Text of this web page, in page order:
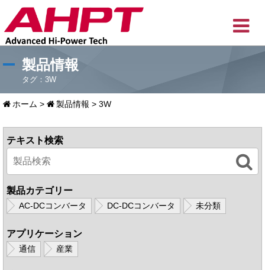
製品情報
タグ：3W
ホーム > 製品情報 > 3W
テキスト検索
製品カテゴリー
AC-DCコンバータ DC-DCコンバータ 未分類
アプリケーション
通信 産業